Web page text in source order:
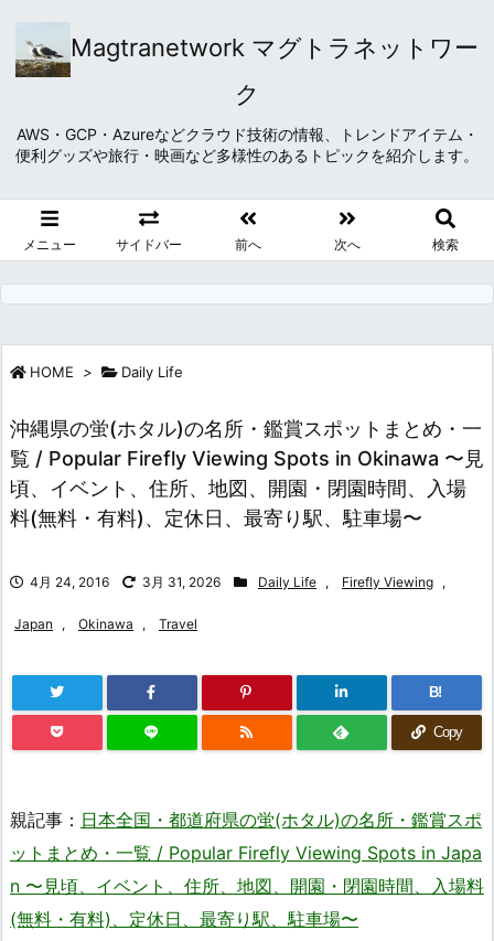
Magtranetwork マグトラネットワー
ク
AWS・GCP・Azureなどクラウド技術の情報、トレンドアイテム・
便利グッズや旅行・映画など多様性のあるトピックを紹介します。
メニュー サイドバー 前へ 次へ 検索
HOME > Daily Life
沖縄県の蛍(ホタル)の名所・鑑賞スポットまとめ・一
覧 / Popular Firefly Viewing Spots in Okinawa 〜見
頃、イベント、住所、地図、開園・閉園時間、入場
料(無料・有料)、定休日、最寄り駅、駐車場〜
4月 24, 2016 3月 31, 2026 Daily Life , Firefly Viewing ,
Japan , Okinawa , Travel
B!
Copy
親記事： 日本全国・都道府県の蛍(ホタル)の名所・鑑賞スポ
ットまとめ・一覧 / Popular Firefly Viewing Spots in Japa
n 〜見頃、イベント、住所、地図、開園・閉園時間、入場料
(無料・有料)、定休日、最寄り駅、駐車場〜